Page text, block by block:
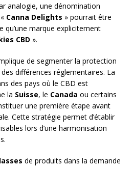
analogie, une dénomination
Canna Delights » pourrait être
qu’une marque explicitement
CBD ».
de segmenter la protection
différences réglementaires. La
des pays où le CBD est
la Suisse, le Canada ou certains
une première étape avant
Cette stratégie permet d’établir
lors d’une harmonisation
de produits dans la demande